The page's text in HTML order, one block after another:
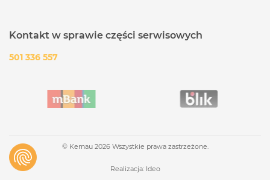
Kontakt w sprawie części serwisowych
501 336 557
© Kernau 2026 Wszystkie prawa zastrzeżone.
Realizacja: Ideo